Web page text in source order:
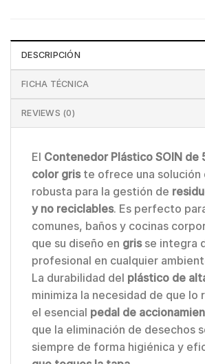
DESCRIPCIÓN
FICHA TÉCNICA
REVIEWS (0)
El Contenedor Plástico SOIN de
color griste ofrece una solución
robusta para la gestión de
y no reciclables. Es perfecto
comunes, baños y cocinas
que su diseño en grisse integra
profesional en cualquier
La durabilidad del plástico de
minimiza la necesidad de que lo
el esencial pedal de
que la eliminación de desechos
siempre de forma higiénica y